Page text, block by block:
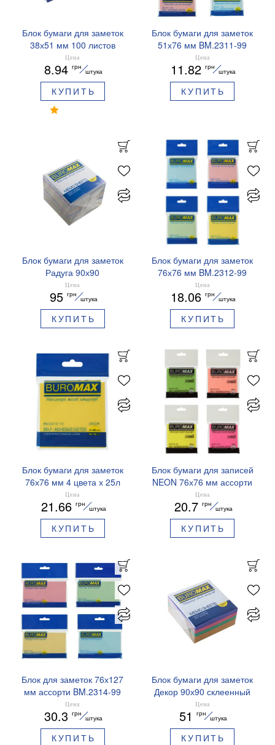
Блок бумаги для заметок
38х51 мм 100 листов
BM.2310-99 Buromax
ассорти
Цена
8.94 грн
штука
КУПИТЬ
Блок бумаги для заметок
51х76 мм BM.2311-99
Buromax ассорти
Цена
11.82 грн
штука
КУПИТЬ
Блок бумаги для заметок
Радуга 90х90
несклеенный BM.2249
Buromax
Цена
95 грн
штука
КУПИТЬ
Блок бумаги для заметок
76х76 мм BM.2312-99
Buromax ассорти
Цена
18.06 грн
штука
КУПИТЬ
Блок бумаги для заметок
76х76 мм 4 цвета х 25л
BM.2312-10 Buromax
пастель
Цена
21.66 грн
штука
КУПИТЬ
Блок бумаги для записей
NEON 76х76 мм ассорти
Buromax BM.2316-98
Цена
20.7 грн
штука
КУПИТЬ
Блок для заметок 76х127
мм ассорти BM.2314-99
Buromax
Цена
30.3 грн
штука
КУПИТЬ
Блок бумаги для заметок
Декор 90х90 склеенный
BM.2284 Buromax
Цена
51 грн
штука
КУПИТЬ